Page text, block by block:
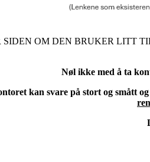
SIDEN OM DEN BRUKER LITT
Nøl ikke med å ta
kan svare på stort og smått og